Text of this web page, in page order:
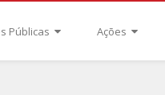
Públicas Ações